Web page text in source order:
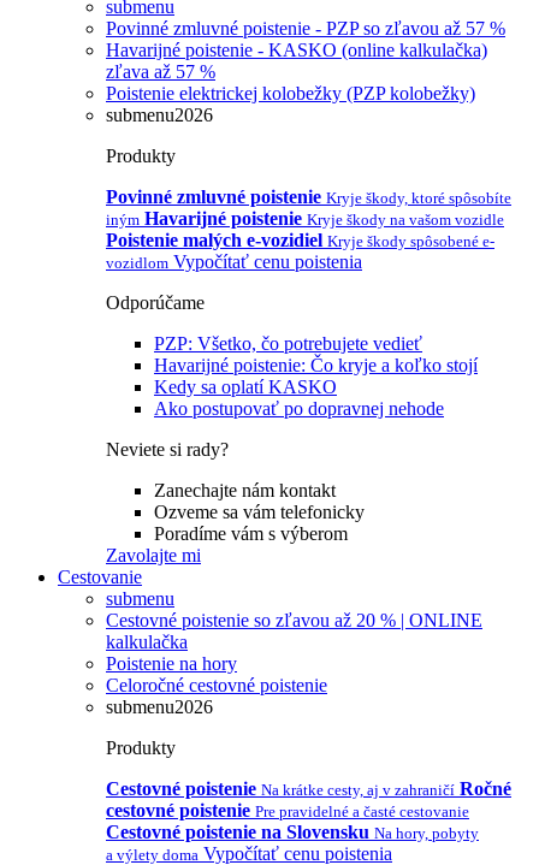
submenu
Povinné zmluvné poistenie - PZP so zľavou až 57 %
Havarijné poistenie - KASKO (online kalkulačka)
zľava až 57 %
Poistenie elektrickej kolobežky (PZP kolobežky)
submenu2026
Produkty
Povinné zmluvné poistenie Kryje škody, ktoré spôsobíte
iným Havarijné poistenie Kryje škody na vašom vozidle
Poistenie malých e-vozidiel Kryje škody spôsobené e-
vozidlom Vypočítať cenu poistenia
Odporúčame
PZP: Všetko, čo potrebujete vedieť
Havarijné poistenie: Čo kryje a koľko stojí
Kedy sa oplatí KASKO
Ako postupovať po dopravnej nehode
Neviete si rady?
Zanechajte nám kontakt
Ozveme sa vám telefonicky
Poradíme vám s výberom
Zavolajte mi
Cestovanie
submenu
Cestovné poistenie so zľavou až 20 % | ONLINE
kalkulačka
Poistenie na hory
Celoročné cestovné poistenie
submenu2026
Produkty
Cestovné poistenie Na krátke cesty, aj v zahraničí Ročné
cestovné poistenie Pre pravidelné a časté cestovanie
Cestovné poistenie na Slovensku Na hory, pobyty
a výlety doma Vypočítať cenu poistenia